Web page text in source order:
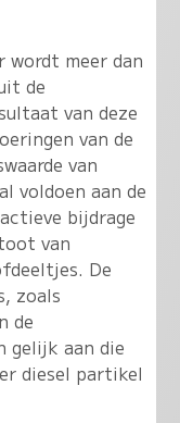
meer dan
de
van deze
van de
van
voldoen aan de
bijdrage
van
De
zoals
de
gelijk aan die
diesel partikel